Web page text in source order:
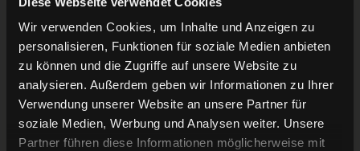
Wir verwenden Cookies, um Inhalte und Anzeigen zu
personalisieren, Funktionen für soziale Medien anbieten
zu können und die Zugriffe auf unsere Website zu
analysieren. Außerdem geben wir Informationen zu Ihrer
Verwendung unserer Website an unsere Partner für
soziale Medien, Werbung und Analysen weiter. Unsere
Partner führen diese Informationen möglicherweise mit